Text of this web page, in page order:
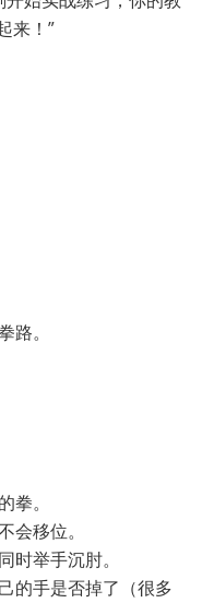
来！”
路。
拳。
会移位。
时举手沉肘。
的手是否掉了（很多